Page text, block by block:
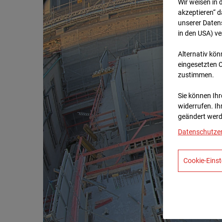
Wir weisen in
akzeptieren“
unserer
in den USA)
Alternativ
eingesetzten
zustimmen.
Sie können
widerrufen.
geändert
Cookie-